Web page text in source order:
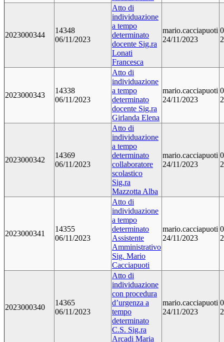
2023000344
14348
06/11/2023
Atto di
individuazione
a tempo
determinato
docente Sig.ra
Lonati
Francesca
mario.cacciapuoti
24/11/2023
2023000343
14338
06/11/2023
Atto di
individuazione
a tempo
determinato
docente Sig.ra
Girlanda Elena
mario.cacciapuoti
24/11/2023
2023000342
14369
06/11/2023
Atto di
individuazione
a tempo
determinato
collaboratore
scolastico
Sig.ra
Mazzotta Alba
mario.cacciapuoti
24/11/2023
2023000341
14355
06/11/2023
Atto di
individuazione
a tempo
determinato
Assistente
Amministrativo
Sig. Mario
Cacciapuoti
mario.cacciapuoti
24/11/2023
2023000340
14365
06/11/2023
Atto di
individuazione
con procedura
d’urgenza a
tempo
determinato
C.S. Sig.ra
Arcadi Maria
mario.cacciapuoti
24/11/2023